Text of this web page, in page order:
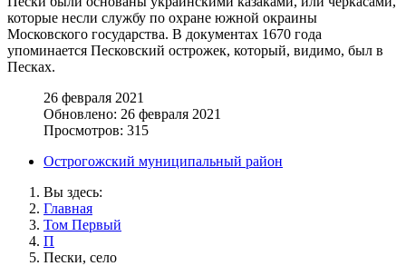
которые несли службу по охране южной окраины
Московского государства. В документах 1670 года
упоминается Песковский острожек, который, видимо, был в
Песках.
26 февраля 2021
Обновлено: 26 февраля 2021
Просмотров: 315
Острогожский муниципальный район
Вы здесь:
Главная
Том Первый
П
Пески, село